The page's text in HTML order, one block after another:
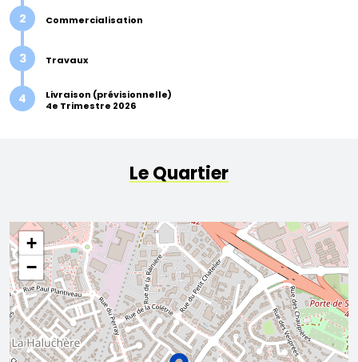
2 Commercialisation
3 Travaux
4
Livraison (prévisionnelle)
4e Trimestre 2026
Le Quartier
+
−